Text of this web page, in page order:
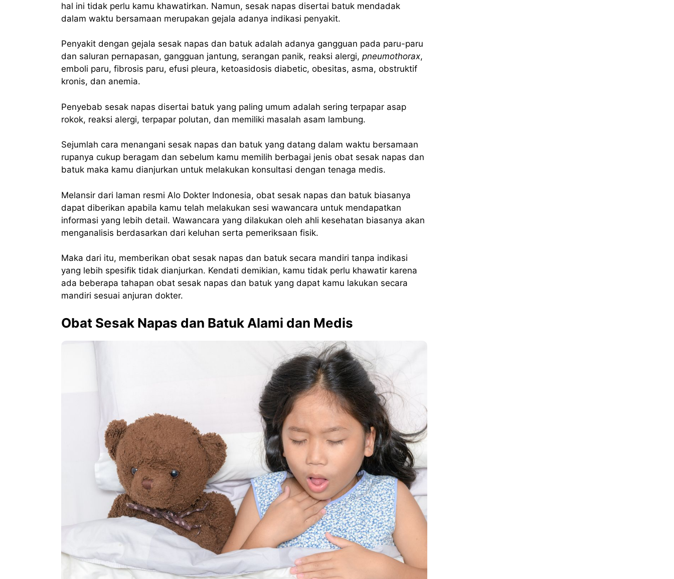
hal ini tidak perlu kamu khawatirkan. Namun, sesak napas disertai batuk mendadak
dalam waktu bersamaan merupakan gejala adanya indikasi penyakit.
Penyakit dengan gejala sesak napas dan batuk adalah adanya gangguan pada paru-paru
dan saluran pernapasan, gangguan jantung, serangan panik, reaksi alergi, pneumothorax,
emboli paru, fibrosis paru, efusi pleura, ketoasidosis diabetic, obesitas, asma, obstruktif
kronis, dan anemia.
Penyebab sesak napas disertai batuk yang paling umum adalah sering terpapar asap
rokok, reaksi alergi, terpapar polutan, dan memiliki masalah asam lambung.
Sejumlah cara menangani sesak napas dan batuk yang datang dalam waktu bersamaan
rupanya cukup beragam dan sebelum kamu memilih berbagai jenis obat sesak napas dan
batuk maka kamu dianjurkan untuk melakukan konsultasi dengan tenaga medis.
Melansir dari laman resmi Alo Dokter Indonesia, obat sesak napas dan batuk biasanya
dapat diberikan apabila kamu telah melakukan sesi wawancara untuk mendapatkan
informasi yang lebih detail. Wawancara yang dilakukan oleh ahli kesehatan biasanya akan
menganalisis berdasarkan dari keluhan serta pemeriksaan fisik.
Maka dari itu, memberikan obat sesak napas dan batuk secara mandiri tanpa indikasi
yang lebih spesifik tidak dianjurkan. Kendati demikian, kamu tidak perlu khawatir karena
ada beberapa tahapan obat sesak napas dan batuk yang dapat kamu lakukan secara
mandiri sesuai anjuran dokter.
Obat Sesak Napas dan Batuk Alami dan Medis